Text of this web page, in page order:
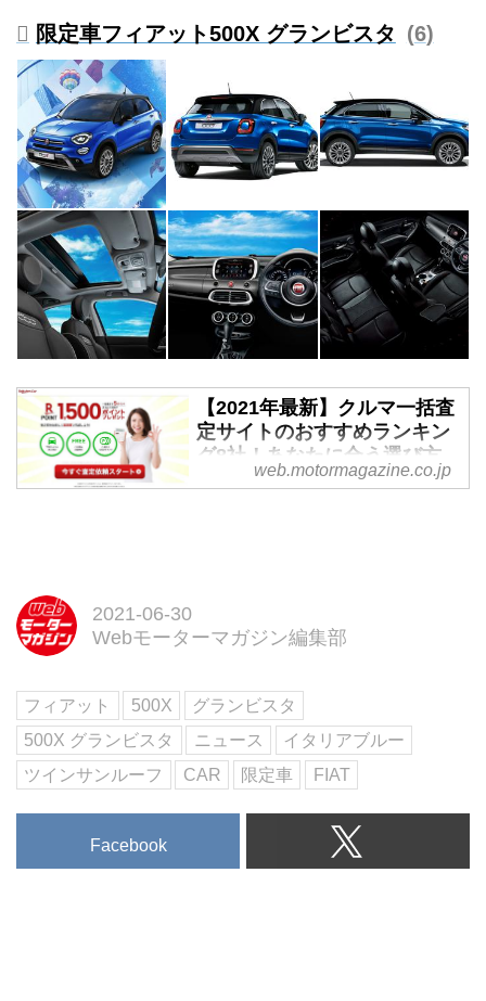
限定車フィアット500X グランビスタ 6
【2021年最新】クルマ一括査
定サイトのおすすめランキン
グ8社！あなたに合う選び方
を徹底解説！ - Webモーター
一括査定を行うことで、複数社の
のクルマの買取相場を知れるとと
もに、最も高い買取業者を見つけ
られます。
しかしながら、一括査定といって
もいろいろなサービスがあり、強
みや特徴も各社によって異なるも
の。つまり、自分に合ったサービ
スも一人一人異なります。
web.motormagazine.co.jp
2021-06-30
Webモーターマガジン編集部
フィアット 500X
グランビスタ
500X グランビスタ
ニュース
イタリアブルー
ツインサンルーフ
CAR 限定車 FIAT
Facebook